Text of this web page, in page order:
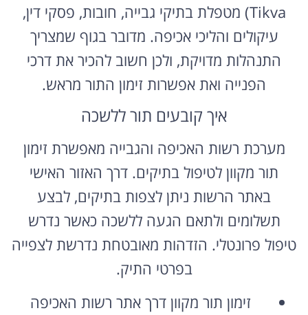
Tikva) מטפלת בתיקי גבייה, חובות, פסקי דין,
עיקולים והליכי אכיפה. מדובר בגוף שמצריך
התנהלות מדויקת, ולכן חשוב להכיר את דרכי
הפנייה ואת אפשרות זימון התור מראש.
איך קובעים תור ללשכה
מערכת רשות האכיפה והגבייה מאפשרת זימון
תור מקוון לטיפול בתיקים. דרך האזור האישי
באתר הרשות ניתן לצפות בתיקים, לבצע
תשלומים ולתאם הגעה ללשכה כאשר נדרש
טיפול פרונטלי. הזדהות מאובטחת נדרשת לצפייה
בפרטי התיק.
זימון תור מקוון דרך אתר רשות האכיפה